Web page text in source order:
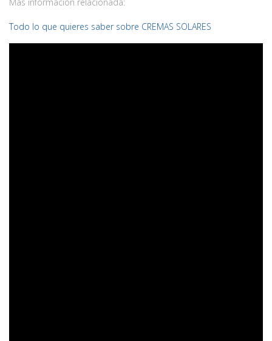
Todo lo que quieres saber sobre CREMAS SOLARES